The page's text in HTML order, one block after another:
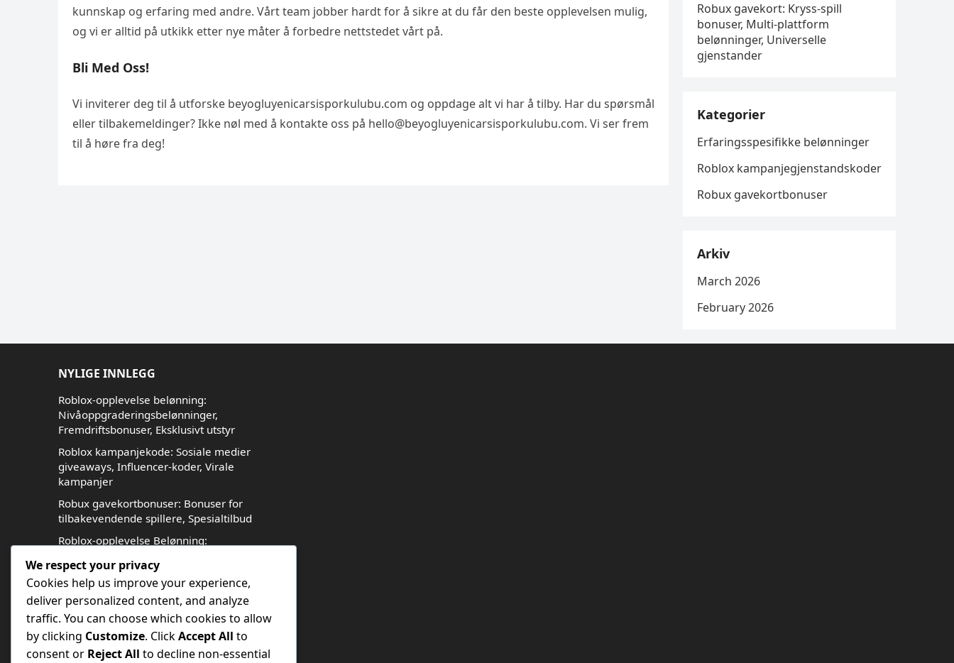
kunnskap og erfaring med andre. Vårt team jobber hardt for å sikre at du får den beste opplevelsen mulig,
og vi er alltid på utkikk etter nye måter å forbedre nettstedet vårt på.
Bli Med Oss!
Vi inviterer deg til å utforske beyogluyenicarsisporkulubu.com og oppdage alt vi har å tilby. Har du spørsmål
eller tilbakemeldinger? Ikke nøl med å kontakte oss på hello@beyogluyenicarsisporkulubu.com. Vi ser frem
til å høre fra deg!
Robux gavekort: Kryss-spill
bonuser, Multi-plattform
belønninger, Universelle
gjenstander
Kategorier
Erfaringsspesifikke belønninger
Roblox kampanjegjenstandskoder
Robux gavekortbonuser
Arkiv
March 2026
February 2026
NYLIGE INNLEGG
Roblox-opplevelse belønning:
Nivåoppgraderingsbelønninger,
Fremdriftsbonuser, Eksklusivt utstyr
Roblox kampanjekode: Sosiale medier
giveaways, Influencer-koder, Virale
kampanjer
Robux gavekortbonuser: Bonuser for
tilbakevendende spillere, Spesialtilbud
Roblox-opplevelse Belønning:
Samarbeidsbelønninger, Sosiale
interaksjoner
Robux gavekort: Kryss-spill bonuser,
Multi-plattform belønninger,
Universelle gjenstander
We respect your privacy
Cookies help us improve your experience,
deliver personalized content, and analyze
traffic. You can choose which cookies to allow
by clicking Customize. ClickAccept All to
consent or Reject All to decline non-essential